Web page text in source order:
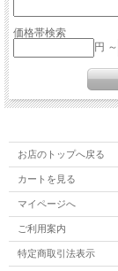
価格帯検索
円 ～
お店のトップへ戻る
カートを見る
マイページへ
ご利用案内
特定商取引法表示